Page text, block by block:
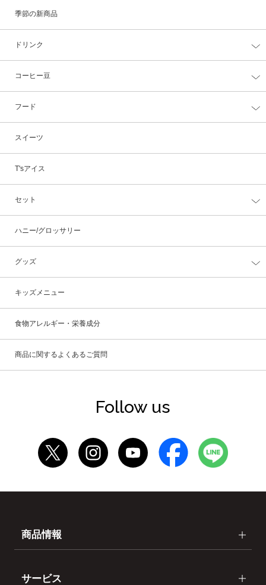
季節の新商品
ドリンク
コーヒー豆
フード
スイーツ
T'sアイス
セット
ハニー/グロッサリー
グッズ
キッズメニュー
食物アレルギー・栄養成分
商品に関するよくあるご質問
Follow us
商品情報
サービス